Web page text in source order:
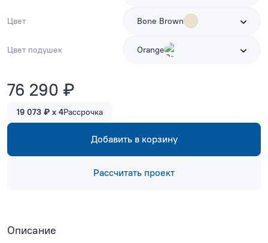
Цвет Bone Brown
Цвет подушек Orange
76 290 ₽
19 073 ₽ x 4Рассрочка
Добавить в корзину
Рассчитать проект
Описание